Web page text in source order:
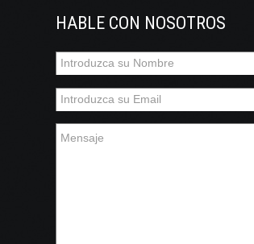
HABLE CON NOSOTROS